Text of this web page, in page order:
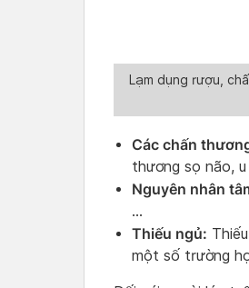
Lạm dụng rượu,
Các chấn
thương sọ não,
Nguyên nhân
…
Thiếu ngủ:
một số trường